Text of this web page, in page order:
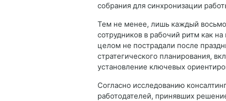
собрания для синхронизации
Тем не менее, лишь каждый
сотрудников в рабочий ритм как
целом не пострадали после
стратегического планирования,
установление ключевых
Согласно исследованию
работодателей, принявших